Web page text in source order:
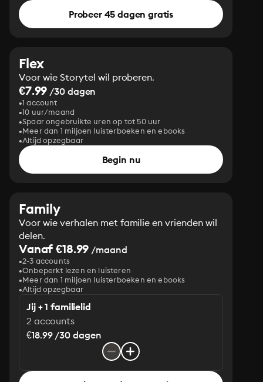
Probeer 45 dagen gratis
Flex
Voor wie Storytel wil proberen.
€7.99 /30 dagen
1 account
10 uur/maand
Spaar ongebruikte uren op tot 50 uur
Meer dan 1 miljoen luisterboeken en ebooks
Altijd opzegbaar
Begin nu
Family
Voor wie verhalen met familie en vrienden wil
delen.
Vanaf €18.99 /maand
2-3 accounts
Onbeperkt lezen en luisteren
Meer dan 1 miljoen luisterboeken en ebooks
Altijd opzegbaar
Jij + 1 familielid
2 accounts
€18.99 /30 dagen